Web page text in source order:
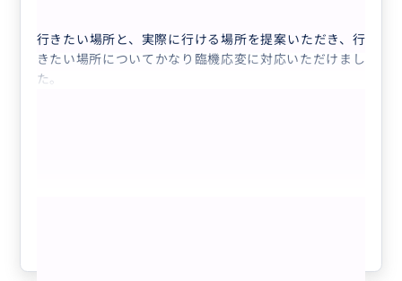
行きたい場所と、実際に行ける場所を提案いただき、行
きたい場所についてかなり臨機応変に対応いただけまし
た。